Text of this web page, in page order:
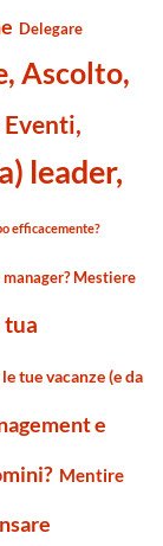
Delegare
Ascolto,
Eventi,
leader,
efficacemente?
Mestiere
tua
tue vacanze (e da
e
Mentire